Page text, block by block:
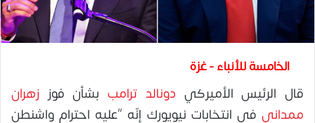
الخامسة للأنباء - غزة
قال الرئيس الأميركي دونالد ترامببشأن فوز زهران
ممداني في انتخابات نيويورك إنّه “عليه احترام واشنطن